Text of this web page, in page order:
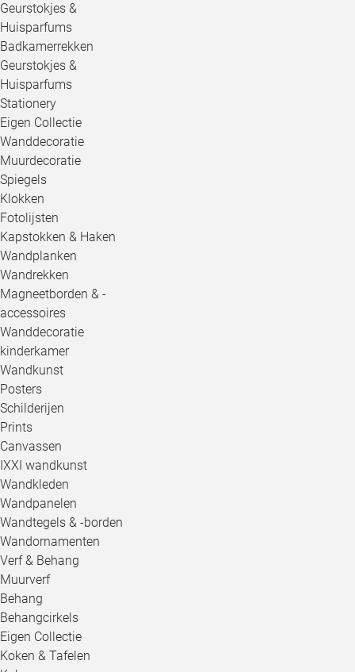
Geurstokjes &
Huisparfums
Badkamerrekken
Geurstokjes &
Huisparfums
Stationery
Eigen Collectie
Wanddecoratie
Muurdecoratie
Spiegels
Klokken
Fotolijsten
Kapstokken & Haken
Wandplanken
Wandrekken
Magneetborden & -
accessoires
Wanddecoratie
kinderkamer
Wandkunst
Posters
Schilderijen
Prints
Canvassen
IXXI wandkunst
Wandkleden
Wandpanelen
Wandtegels & -borden
Wandornamenten
Verf & Behang
Muurverf
Behang
Behangcirkels
Eigen Collectie
Koken & Tafelen